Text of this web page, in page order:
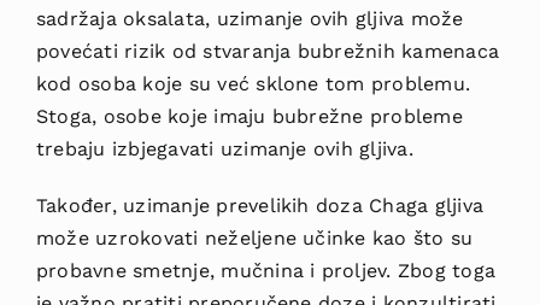
sadržaja oksalata, uzimanje ovih gljiva može
povećati rizik od stvaranja bubrežnih kamenaca
kod osoba koje su već sklone tom problemu.
Stoga, osobe koje imaju bubrežne probleme
trebaju izbjegavati uzimanje ovih gljiva.
Također, uzimanje prevelikih doza Chaga gljiva
može uzrokovati neželjene učinke kao što su
probavne smetnje, mučnina i proljev. Zbog toga